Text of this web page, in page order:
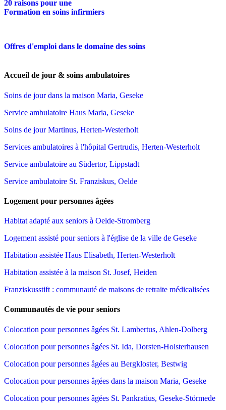
20 raisons pour une
Formation en soins infirmiers
Offres d'emploi dans le domaine des soins
Accueil de jour & soins ambulatoires
Soins de jour dans la maison Maria, Geseke
Service ambulatoire Haus Maria, Geseke
Soins de jour Martinus, Herten-Westerholt
Services ambulatoires à l'hôpital Gertrudis, Herten-Westerholt
Service ambulatoire au Südertor, Lippstadt
Service ambulatoire St. Franziskus, Oelde
Logement pour personnes âgées
Habitat adapté aux seniors à Oelde-Stromberg
Logement assisté pour seniors à l'église de la ville de Geseke
Habitation assistée Haus Elisabeth, Herten-Westerholt
Habitation assistée à la maison St. Josef, Heiden
Franziskusstift : communauté de maisons de retraite médicalisées
Communautés de vie pour seniors
Colocation pour personnes âgées St. Lambertus, Ahlen-Dolberg
Colocation pour personnes âgées St. Ida, Dorsten-Holsterhausen
Colocation pour personnes âgées au Bergkloster, Bestwig
Colocation pour personnes âgées dans la maison Maria, Geseke
Colocation pour personnes âgées St. Pankratius, Geseke-Störmede